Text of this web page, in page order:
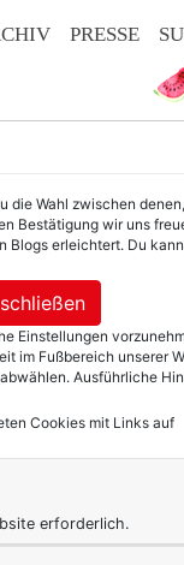
PRESSE
die Wahl zwischen
Bestätigung wir uns
Blogs erleichtert. Du
Einstellungen
im Fußbereich unserer
Ausführliche
Cookies mit Links auf
erforderlich.